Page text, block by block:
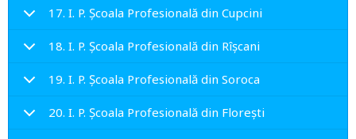
17. I. P. Școala Profesională din Cupcini
18. I. P. Școala Profesională din Rîșcani
19. I. P. Școala Profesională din Soroca
20. I. P. Școala Profesională din Florești